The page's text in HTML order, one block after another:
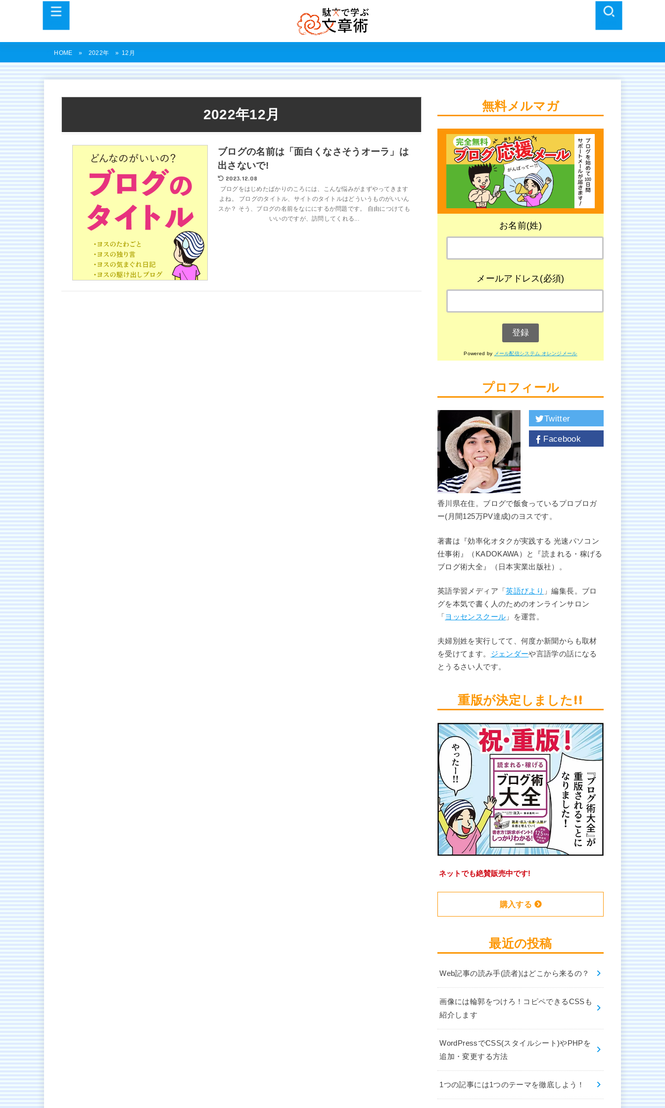
HOME 2022年 12月
2022年12月
ブログの名前は「面白くなさそうオーラ」は
出さないで!
2023.12.08
ブログをはじめたばかりのころには、こんな悩みがまずやってきます
よね。 ブログのタイトル、サイトのタイトルはどういうものがいいん
スか？ そう、ブログの名前をなににするか問題です。 自由につけても
いいのですが、訪問してくれる...
無料メルマガ
お名前(姓)
メールアドレス(必須)
Powered by メール配信システム オレンジメール
プロフィール
Twitter
Facebook
香川県在住。ブログで飯食っているプロブロガ
ー(月間125万PV達成)のヨスです。
著書は『効率化オタクが実践する 光速パソコン
仕事術』（KADOKAWA）と『読まれる・稼げる
ブログ術大全』（日本実業出版社）。
英語学習メディア「英語びより 」編集長。ブロ
グを本気で書く人のためのオンラインサロン
「 ヨッセンスクール 」を運営。
夫婦別姓を実行してて、何度か新聞からも取材
を受けてます。 ジェンダーや言語学の話になる
とうるさい人です。
重版が決定しました!!
ネットでも絶賛販売中です!
購入する
最近の投稿
Web記事の読み手(読者)はどこから来るの？
画像には輪郭をつけろ！コピペできるCSSも
紹介します
WordPressでCSS(スタイルシート)やPHPを
追加・変更する方法
1つの記事には1つのテーマを徹底しよう！